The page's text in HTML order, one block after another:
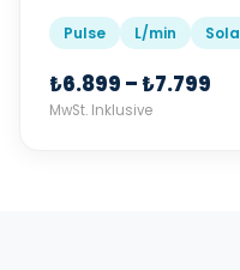
Pulse L/min
₺6.899 – ₺7.799
MwSt. Inklusive